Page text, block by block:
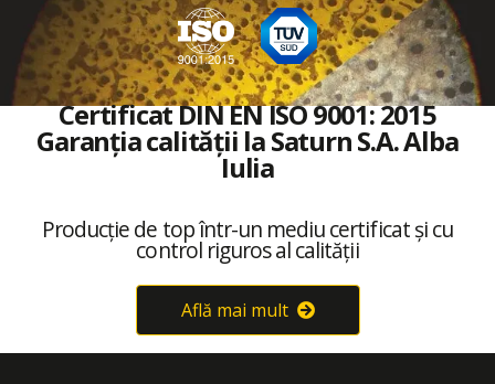
Certificat DIN EN ISO 9001: 2015
Garanția calității la Saturn S.A. Alba
Iulia
Producție de top într-un mediu certificat și cu
control riguros al calității
Află mai mult